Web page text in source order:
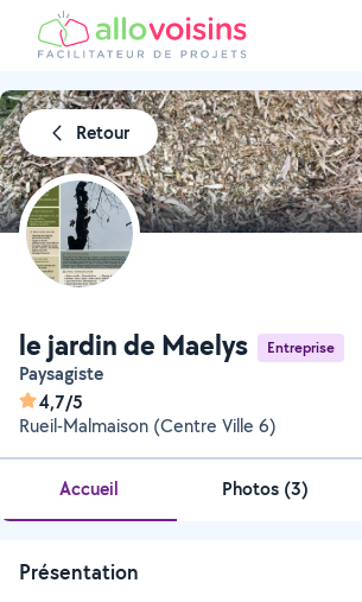
Retour
le jardin de Maelys Entreprise
Paysagiste
4,7/5
Rueil-Malmaison (Centre Ville 6)
Accueil Photos (3)
Présentation